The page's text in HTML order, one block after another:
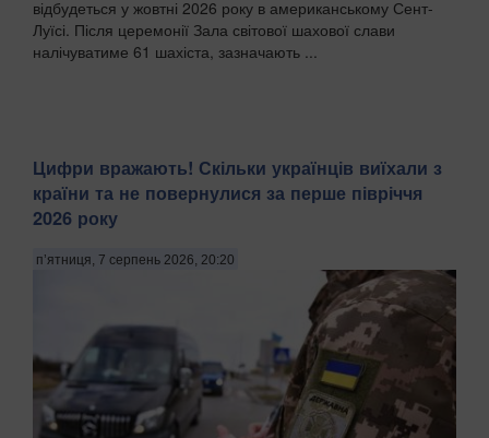
відбудеться у жовтні 2026 року в американському Сент-
Луїсі. Після церемонії Зала світової шахової слави
налічуватиме 61 шахіста, зазначають ...
Цифри вражають! Скільки українців виїхали з
країни та не повернулися за перше півріччя
2026 року
п’ятниця, 7 серпень 2026, 20:20